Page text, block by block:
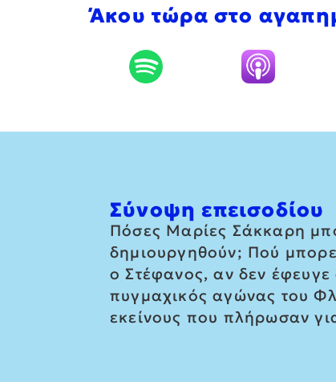
Άκου τώρα στο
Σύνοψη επεισοδίου
Πόσες Μαρίες Σάκκαρη
δημιουργηθούν; Πού
ο Στέφανος, αν δεν
πυγμαχικός αγώνας του
εκείνους που πλήρωσαν